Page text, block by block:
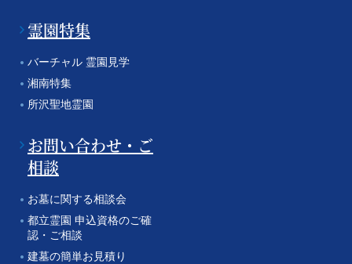
霊園特集
バーチャル 霊園見学
湘南特集
所沢聖地霊園
お問い合わせ・ご
相談
お墓に関する相談会
都立霊園 申込資格のご確
認・ご相談
建墓の簡単お見積り